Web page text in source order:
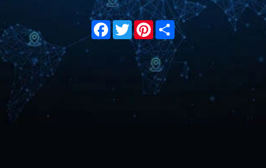
Facebook
TwitterPinterest
Share